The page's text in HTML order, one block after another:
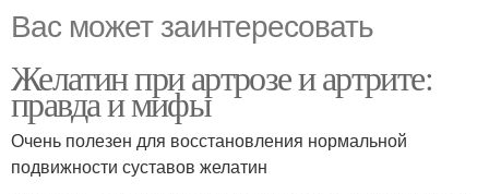
Вас может заинтересовать
Желатин при артрозе и артрите:
правда и мифы
Очень полезен для восстановления нормальной
подвижности суставов желатин